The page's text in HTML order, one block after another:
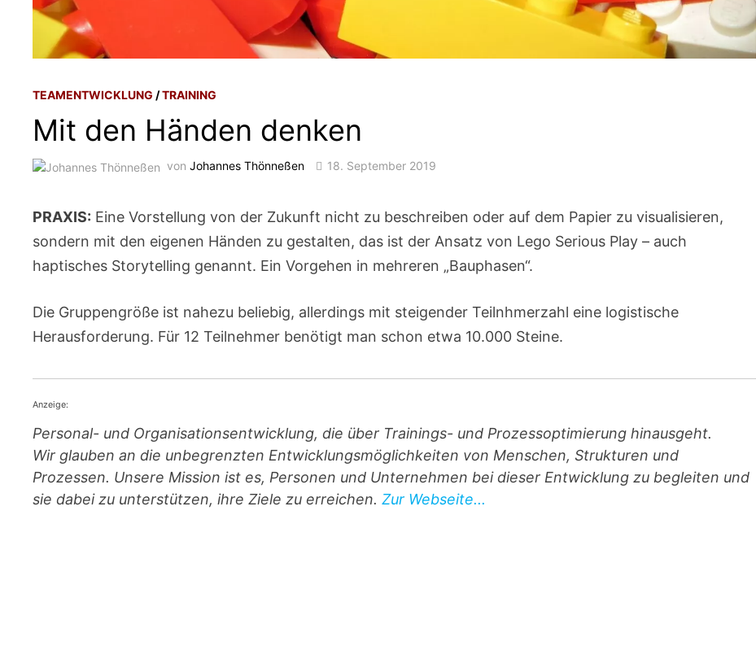
TEAMENTWICKLUNG /TRAINING
Mit den Händen denken
vonJohannes Thönneßen 18. September 2019
PRAXIS: Eine Vorstellung von der Zukunft nicht zu beschreiben oder auf dem Papier zu visualisieren,
sondern mit den eigenen Händen zu gestalten, das ist der Ansatz von Lego Serious Play – auch
haptisches Storytelling genannt. Ein Vorgehen in mehreren „Bauphasen“.
Die Gruppengröße ist nahezu beliebig, allerdings mit steigender Teilnhmerzahl eine logistische
Herausforderung. Für 12 Teilnehmer benötigt man schon etwa 10.000 Steine.
Anzeige:
Personal- und Orga­ni­sa­ti­ons­entwicklung, die über Trainings- und Prozess­optimierung hinausgeht.
Wir glauben an die unbegrenzten Entwicklungs­möglichkeiten von Menschen, Strukturen und
Prozessen. Unsere Mission ist es, Personen und Unternehmen bei dieser Entwicklung zu begleiten und
sie dabei zu unterstützen, ihre Ziele zu erreichen.Zur Webseite...